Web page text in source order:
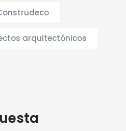
arquitectónicos